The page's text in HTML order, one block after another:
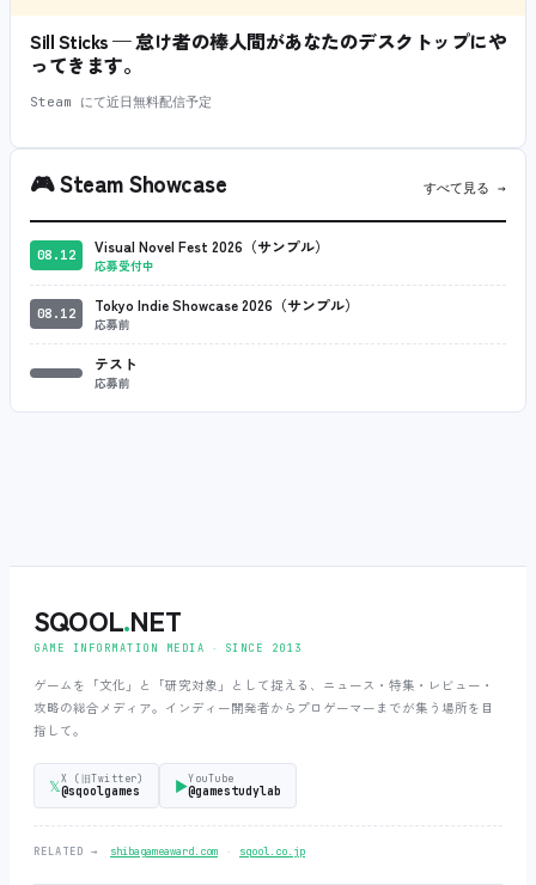
Sill Sticks — 怠け者の棒人間があなたのデスクトップにや
ってきます。
Steam にて近日無料配信予定
🎮Steam Showcase すべて見る →
08.12 Visual Novel Fest 2026（サンプル）
応募受付中
08.12 Tokyo Indie Showcase 2026（サンプル）
応募前
テスト
応募前
SQOOL.NET
GAME INFORMATION MEDIA ‧ SINCE 2013
ゲームを「文化」と「研究対象」として捉える、ニュース・特集・レビュー・
攻略の総合メディア。インディー開発者からプロゲーマーまでが集う場所を目
指して。
𝕏X (旧Twitter)
@sqoolgames ▶YouTube
@gamestudylab
RELATED → shibagameaward.com ‧ sqool.co.jp